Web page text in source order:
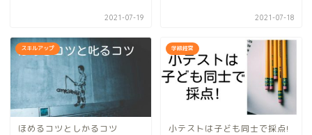
2021-07-19 2021-07-18
スキルアップ
ほめるコツとしかるコツ
学級経営
小テストは子ども同士で採点!